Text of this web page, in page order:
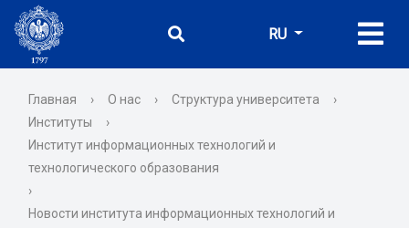
RU
Главная › О нас › Структура университета
›
Институты
›
Институт информационных технологий и
технологического образования
›
Новости института информационных технологий и